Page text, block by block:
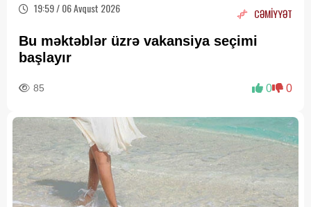
19:59 / 06 Avqust 2026 CƏMİYYƏT
Bu məktəblər üzrə vakansiya seçimi
başlayır
85 0 0